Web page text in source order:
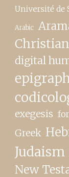
Université de
Arabic
digital
exegesis
Greek
Judaism
New